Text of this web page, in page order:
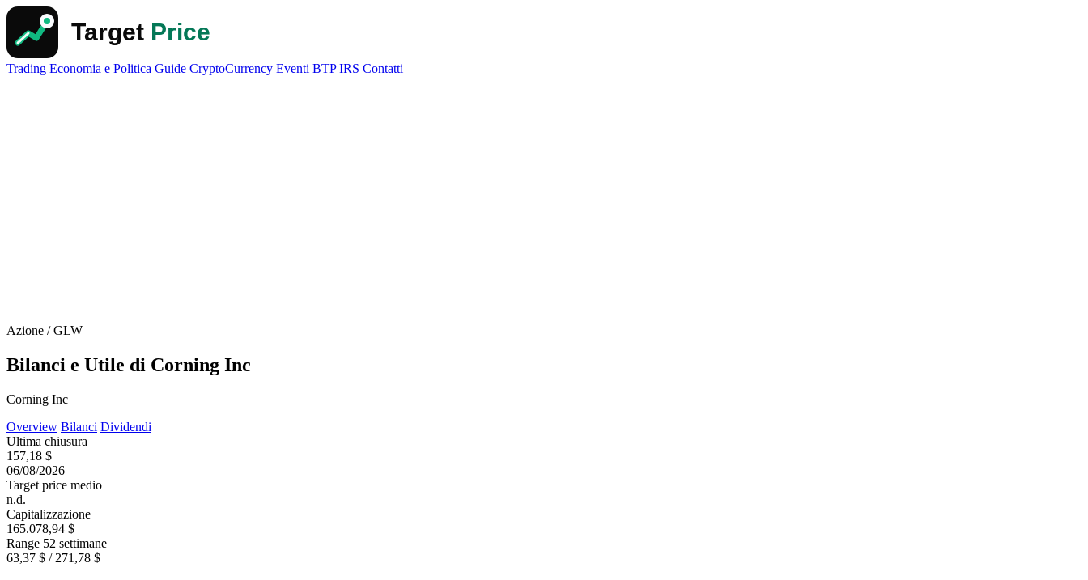
Trading Economia e Politica Guide CryptoCurrency Eventi BTPIRS Contatti
Azione / GLW
Bilanci e Utile di Corning Inc
Corning Inc
Overview Bilanci Dividendi
Ultima chiusura
157,18 $
06/08/2026
Target price medio
n.d.
Capitalizzazione
165.078,94 $
Range 52 settimane
63,37 $ / 271,78 $